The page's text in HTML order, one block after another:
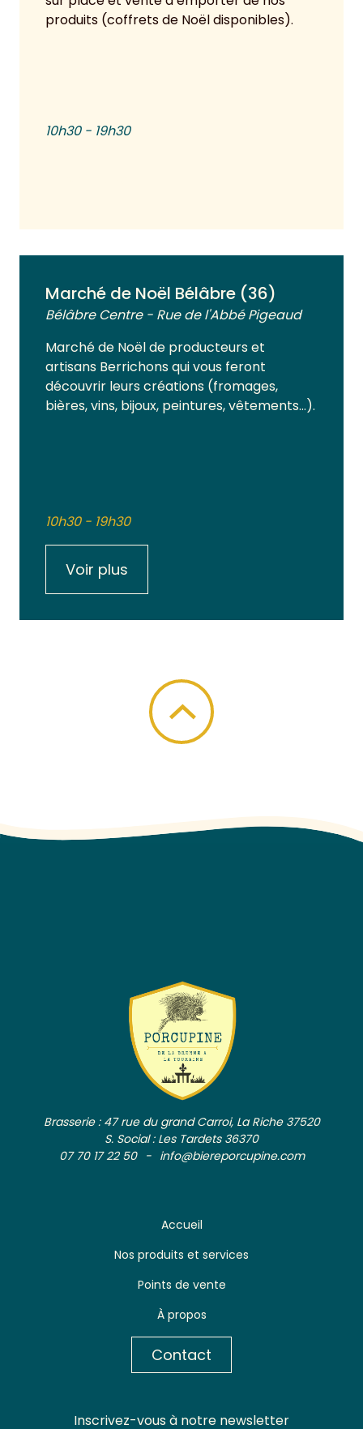
produits (coffrets de Noël disponibles).
10h30 - 19h30
Marché de Noël Bélâbre (36)
Bélâbre Centre - Rue de l'Abbé Pigeaud
Marché de Noël de producteurs et
artisans Berrichons qui vous feront
découvrir leurs créations (fromages,
bières, vins, bijoux, peintures, vêtements…).
10h30 - 19h30
Voir plus
Brasserie : 47 rue du grand Carroi, La Riche 37520
S. Social : Les Tardets 36370
07 70 17 22 50
info@biereporcupine.com
Accueil
Nos produits et services
Points de vente
À propos
Contact
Inscrivez-vous à notre newsletter